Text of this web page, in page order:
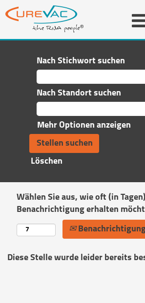
Nach Stichwort suchen
Nach Standort suchen
Mehr Optionen anzeigen
Löschen
Wählen Sie aus, wie oft (in
Benachrichtigung erhalten
Diese Stelle wurde leider bereits